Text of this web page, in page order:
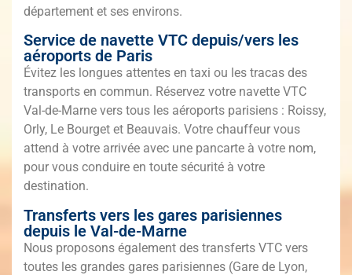
département et ses environs.
Service de navette VTC depuis/vers les
aéroports de Paris
Évitez les longues attentes en taxi ou les tracas des
transports en commun. Réservez votre navette VTC
Val-de-Marne vers tous les aéroports parisiens : Roissy,
Orly, Le Bourget et Beauvais. Votre chauffeur vous
attend à votre arrivée avec une pancarte à votre nom,
pour vous conduire en toute sécurité à votre
destination.
Transferts vers les gares parisiennes
depuis le Val-de-Marne
Nous proposons également des transferts VTC vers
toutes les grandes gares parisiennes (Gare de Lyon,